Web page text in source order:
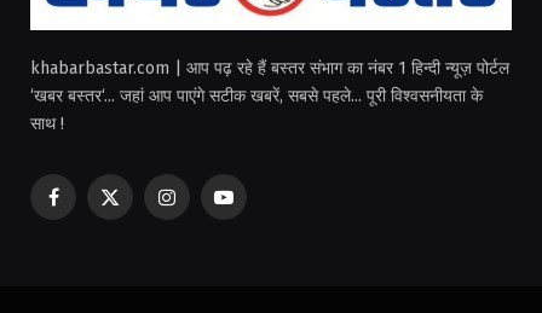
khabarbastar.com | आप पढ़ रहे हैं बस्तर संभाग का नंबर 1 हिन्दी न्यूज़ पोर्टल
‘खबर बस्तर‘... जहां आप पाएंगे सटीक खबरें, सबसे पहले... पूरी विश्वसनीयता के
साथ !
Facebook
X
InstagramYouTube